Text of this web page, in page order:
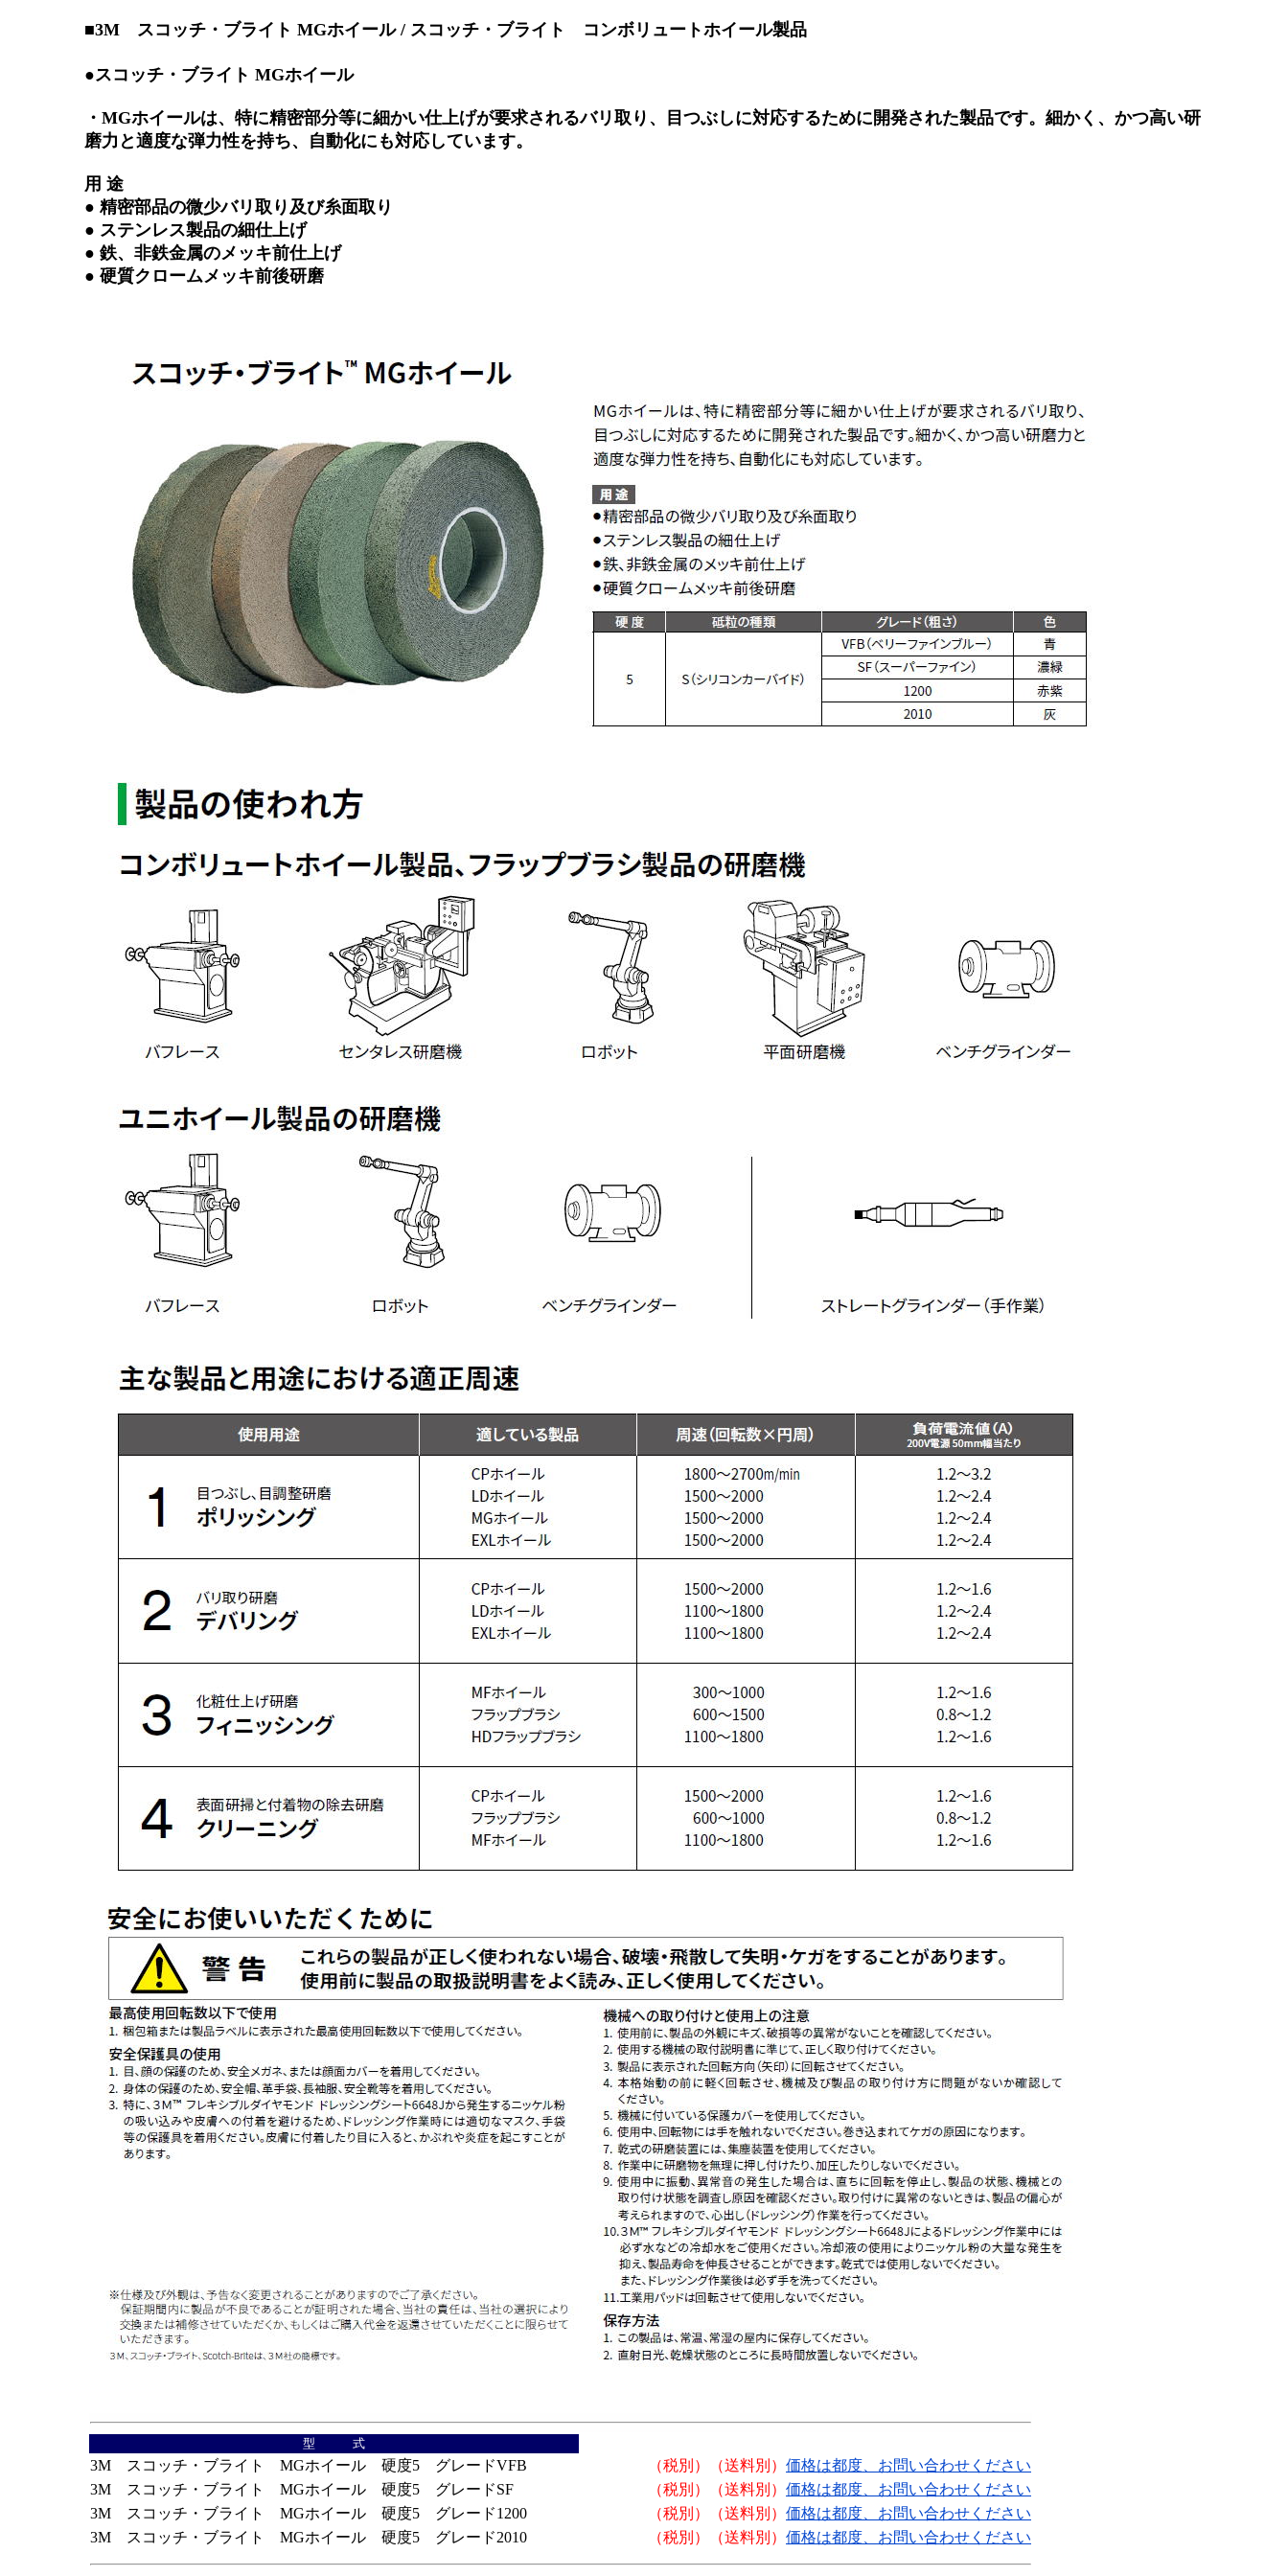
■3M スコッチ・ブライト MGホイール / スコッチ・ブライト コンボリュートホイール製品
●スコッチ・ブライト MGホイール
・MGホイールは、特に精密部分等に細かい仕上げが要求されるバリ取り、目つぶしに対応するために開発された製品です。細かく、かつ高い研
磨力と適度な弾力性を持ち、自動化にも対応しています。
用 途
● 精密部品の微少バリ取り及び糸面取り
● ステンレス製品の細仕上げ
● 鉄、非鉄金属のメッキ前仕上げ
● 硬質クロームメッキ前後研磨
型 式
3M スコッチ・ブライト MGホイール 硬度5 グレードVFB （税別）（送料別） 価格は都度、お問い合わせください
3M スコッチ・ブライト MGホイール 硬度5 グレードSF
（税別）（送料別） 価格は都度、お問い合わせください
3M スコッチ・ブライト MGホイール 硬度5 グレード1200
（税別）（送料別） 価格は都度、お問い合わせください
3M スコッチ・ブライト MGホイール 硬度5 グレード2010
（税別）（送料別） 価格は都度、お問い合わせください